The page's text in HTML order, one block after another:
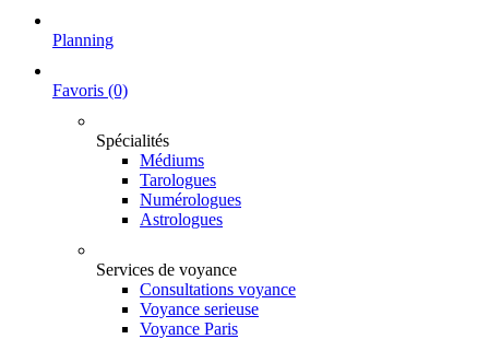
Planning
Favoris (0)
Spécialités
Médiums
Tarologues
Numérologues
Astrologues
Services de voyance
Consultations voyance
Voyance serieuse
Voyance Paris